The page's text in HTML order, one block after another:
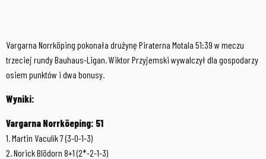
Vargarna Norrköping pokonała drużynę Piraterna Motala 51:39 w meczu
trzeciej rundy Bauhaus-Ligan. Wiktor Przyjemski wywalczył dla gospodarzy
osiem punktów i dwa bonusy.
Wyniki:
Vargarna Norrköeping: 51
1. Martin Vaculík 7 (3-0-1-3)
2. Norick Blödorn 8+1 (2*-2-1-3)